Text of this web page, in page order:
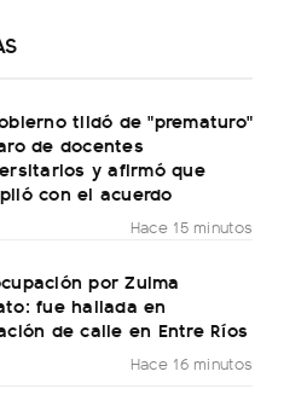
tildó de "prematuro"
de docentes
y afirmó que
con el acuerdo
Hace 15 minutos
por Zulma
fue hallada en
de calle en Entre Ríos
Hace 16 minutos